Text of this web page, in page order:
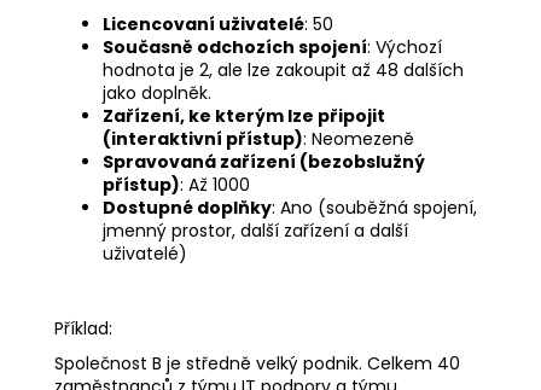
Licencovaní uživatelé: 50
Současně odchozích spojení: Výchozí
hodnota je 2, ale lze zakoupit až 48 dalších
jako doplněk.
Zařízení, ke kterým lze připojit
(interaktivní přístup): Neomezeně
Spravovaná zařízení (bezobslužný
přístup): Až 1000
Dostupné doplňky: Ano (souběžná spojení,
jmenný prostor, další zařízení a další
uživatelé)
Příklad:
Společnost B je středně velký podnik. Celkem 40